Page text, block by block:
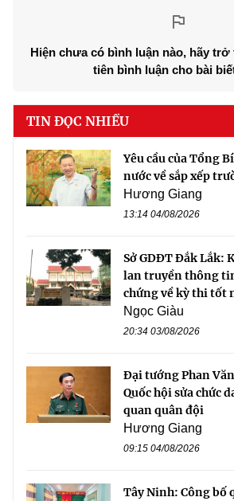
Hiện chưa có bình luận nào, hãy
tiên bình luận cho bài
TIN ĐỌC NHIỀU
Yêu cầu của Tổng
nước về sắp xếp
Hương Giang
13:14 04/08/2026
Sở GDĐT Đắk Lắk:
lan truyền thông
chứng về kỳ thi tốt
Ngọc Giàu
20:34 03/08/2026
Đại tướng Phan
Quốc hội sửa chức
quan quân đội
Hương Giang
09:15 04/08/2026
Tây Ninh: Công bố